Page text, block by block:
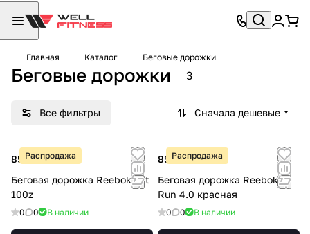
Главная Каталог Беговые дорожки
Беговые дорожки 3
Все фильтры Сначала дешевые
Распродажа
85 000 ₽
Беговая дорожка Reebok Jet
100z
0 0 В наличии
Распродажа
85 000 ₽
Беговая дорожка Reebok i-
Run 4.0 красная
0 0 В наличии